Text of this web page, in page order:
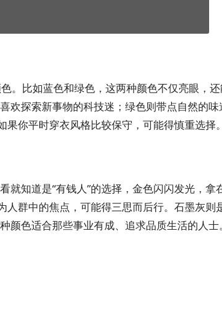
。比如蓝色和绿色，这两种颜色不仅亮眼，
欢探索新事物的科技迷；绿色则带点自然的味
你平时穿衣风格比较保守，可能得慎重选择。
就知道是“有钱人”的选择，金色闪闪发光，拿
人群中的焦点，可能得三思而后行。石墨灰则
色适合那些事业有成、追求品质生活的人士。